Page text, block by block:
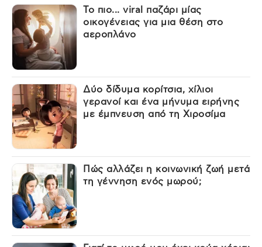
Το πιο... viral παζάρι μίας
οικογένειας για μια θέση στο
αεροπλάνο
Δύο δίδυμα κορίτσια, χίλιοι
γερανοί και ένα μήνυμα ειρήνης
με έμπνευση από τη Χιροσίμα
Πώς αλλάζει η κοινωνική ζωή μετά
τη γέννηση ενός μωρού;